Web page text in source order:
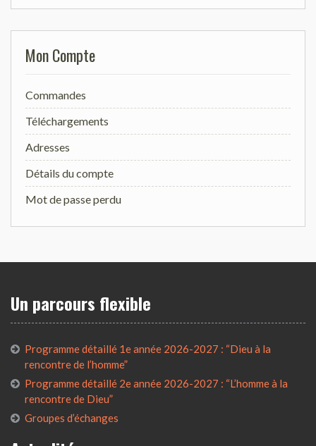
Mon Compte
Commandes
Téléchargements
Adresses
Détails du compte
Mot de passe perdu
Un parcours flexible
Programme détaillé 1e année 2026-2027 : “Dieu à la
rencontre de l’homme”
Programme détaillé 2e année 2026-2027 : “L’homme à la
rencontre de Dieu”
Groupes d’échanges